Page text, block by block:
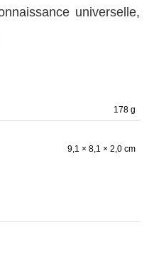
universelle,
178 g
9,1 × 8,1 × 2,0 cm